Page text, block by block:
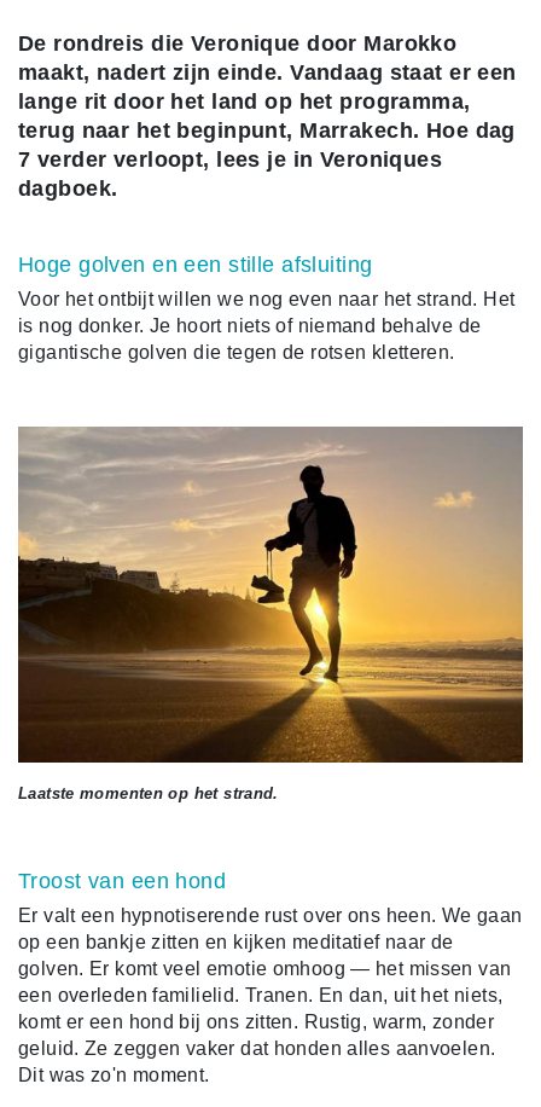
De rondreis die Veronique door Marokko
maakt, nadert zijn einde. Vandaag staat er een
lange rit door het land op het programma,
terug naar het beginpunt, Marrakech. Hoe dag
7 verder verloopt, lees je in Veroniques
dagboek.
Hoge golven en een stille afsluiting
Voor het ontbijt willen we nog even naar het strand. Het
is nog donker. Je hoort niets of niemand behalve de
gigantische golven die tegen de rotsen kletteren.
Laatste momenten op het strand.
Troost van een hond
Er valt een hypnotiserende rust over ons heen. We gaan
op een bankje zitten en kijken meditatief naar de
golven. Er komt veel emotie omhoog — het missen van
een overleden familielid. Tranen. En dan, uit het niets,
komt er een hond bij ons zitten. Rustig, warm, zonder
geluid. Ze zeggen vaker dat honden alles aanvoelen.
Dit was zo'n moment.